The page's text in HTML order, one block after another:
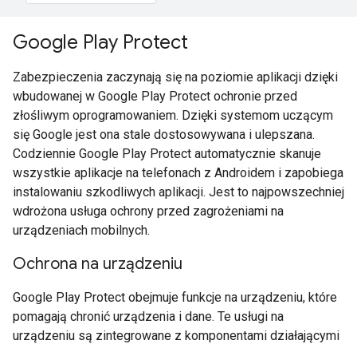
Google Play Protect
Zabezpieczenia zaczynają się na poziomie aplikacji dzięki
wbudowanej w Google Play Protect ochronie przed
złośliwym oprogramowaniem. Dzięki systemom uczącym
się Google jest ona stale dostosowywana i ulepszana.
Codziennie Google Play Protect automatycznie skanuje
wszystkie aplikacje na telefonach z Androidem i zapobiega
instalowaniu szkodliwych aplikacji. Jest to najpowszechniej
wdrożona usługa ochrony przed zagrożeniami na
urządzeniach mobilnych.
Ochrona na urządzeniu
Google Play Protect obejmuje funkcje na urządzeniu, które
pomagają chronić urządzenia i dane. Te usługi na
urządzeniu są zintegrowane z komponentami działającymi